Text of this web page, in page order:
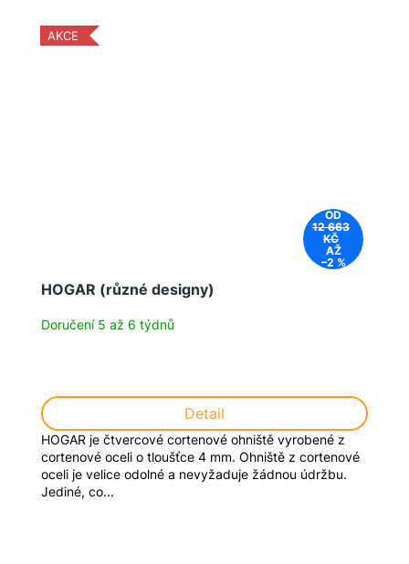
AKCE
OD
12 663
KČ
AŽ
–2 %
HOGAR (různé designy)
Doručení 5 až 6 týdnů
Detail
HOGAR je čtvercové cortenové ohniště vyrobené z
cortenové oceli o tloušťce 4 mm. Ohniště z cortenové
oceli je velice odolné a nevyžaduje žádnou údržbu.
Jediné, co...